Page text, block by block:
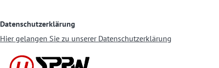
Datenschutzerklärung
Hier gelangen Sie zu unserer Datenschutzerklärung